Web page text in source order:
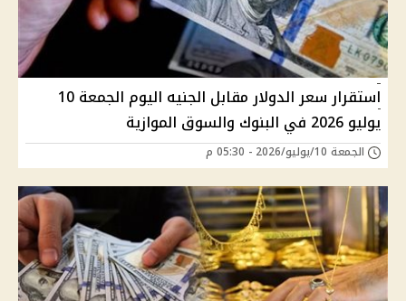
استقرار سعر الدولار مقابل الجنيه اليوم الجمعة 10
يوليو 2026 في البنوك والسوق الموازية
الجمعة 10/يوليو/2026 - 05:30 م